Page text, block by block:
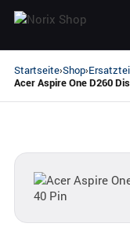
Startseite›Shop›
Acer Aspire One D260